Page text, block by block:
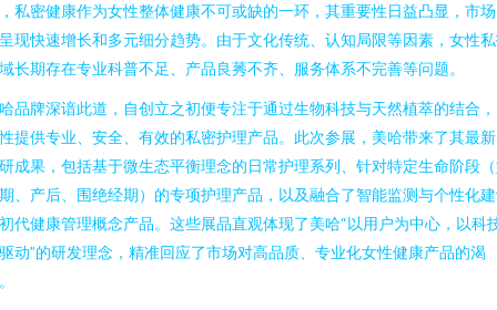
私密健康作为女性整体健康不可或缺的一环，其重要性日益凸显，市
现快速增长和多元细分趋势。由于文化传统、认知局限等因素，女性
长期存在专业科普不足、产品良莠不齐、服务体系不完善等问题。
品牌深谙此道，自创立之初便专注于通过生物科技与天然植萃的结合
提供专业、安全、有效的私密护理产品。此次参展，美哈带来了其最
成果，包括基于微生态平衡理念的日常护理系列、针对特定生命阶段
、产后、围绝经期）的专项护理产品，以及融合了智能监测与个性化
代健康管理概念产品。这些展品直观体现了美哈“以用户为中心，以科
动”的研发理念，精准回应了市场对高品质、专业化女性健康产品的渴